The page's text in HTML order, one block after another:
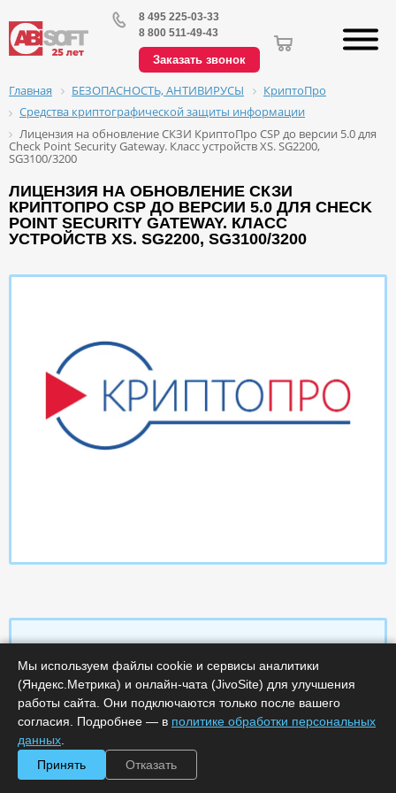
8 495 225-03-33
8 800 511-49-43
Заказать звонок
Главная БЕЗОПАСНОСТЬ, АНТИВИРУСЫ
КриптоПро
Средства криптографической защиты информации
Лицензия на обновление СКЗИ КриптоПро CSP до версии 5.0 для
Check Point Security Gateway. Класс устройств XS. SG2200,
SG3100/3200
ЛИЦЕНЗИЯ НА ОБНОВЛЕНИЕ СКЗИ
КРИПТОПРО CSP ДО ВЕРСИИ 5.0 ДЛЯ CHECK
POINT SECURITY GATEWAY. КЛАСС
УСТРОЙСТВ XS. SG2200, SG3100/3200
Характеристики
Срок поставки, дней :14
Код :
0000-358408
Обработка заказа :
Мы используем файлы cookie и сервисы аналитики
(Яндекс.Метрика) и онлайн-чата (JivoSite) для улучшения
работы сайта. Они подключаются только после вашего
согласия. Подробнее — в политике обработки персональных
данных
Принять
Отказать